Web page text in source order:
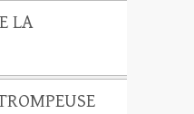
LA